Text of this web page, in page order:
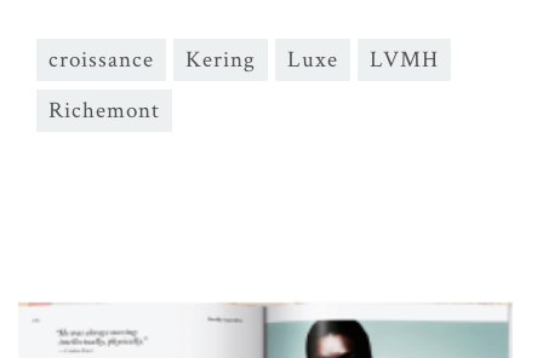
croissance Kering Luxe
LVMH
Richemont